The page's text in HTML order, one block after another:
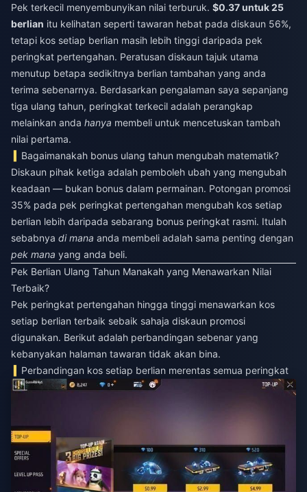
Pek terkecil menyembunyikan nilai terburuk. $0.37 untuk 25
berlian itu kelihatan seperti tawaran hebat pada diskaun 56%,
tetapi kos setiap berlian masih lebih tinggi daripada pek
peringkat pertengahan. Peratusan diskaun tajuk utama
menutup betapa sedikitnya berlian tambahan yang anda
terima sebenarnya. Berdasarkan pengalaman saya sepanjang
tiga ulang tahun, peringkat terkecil adalah perangkap
melainkan anda hanya membeli untuk mencetuskan tambah
nilai pertama.
Bagaimanakah bonus ulang tahun mengubah matematik?
Diskaun pihak ketiga adalah pemboleh ubah yang mengubah
keadaan — bukan bonus dalam permainan. Potongan promosi
35% pada pek peringkat pertengahan mengubah kos setiap
berlian lebih daripada sebarang bonus peringkat rasmi. Itulah
sebabnya di mana anda membeli adalah sama penting dengan
pek mana yang anda beli.
Pek Berlian Ulang Tahun Manakah yang Menawarkan Nilai
Terbaik?
Pek peringkat pertengahan hingga tinggi menawarkan kos
setiap berlian terbaik sebaik sahaja diskaun promosi
digunakan. Berikut adalah perbandingan sebenar yang
kebanyakan halaman tawaran tidak akan bina.
Perbandingan kos setiap berlian merentas semua peringkat